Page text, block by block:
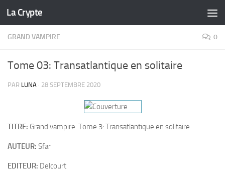
Skip to content
La Crypte
GRAND VAMPIRE 0
Tome 03: Transatlantique en solitaire
PAR LUNA · 28 SEPTEMBRE 2020
TITRE: Grand vampire. Tome 3: Transatlantique en solitaire
AUTEUR: Sfar
EDITEUR: Delcourt